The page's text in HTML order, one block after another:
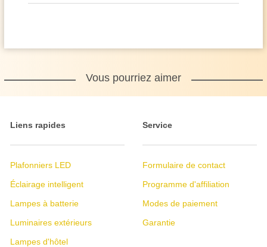
Vous pourriez aimer
Liens rapides
Plafonniers LED
Éclairage intelligent
Lampes à batterie
Luminaires extérieurs
Lampes d'hôtel
Service
Formulaire de contact
Programme d'affiliation
Modes de paiement
Garantie